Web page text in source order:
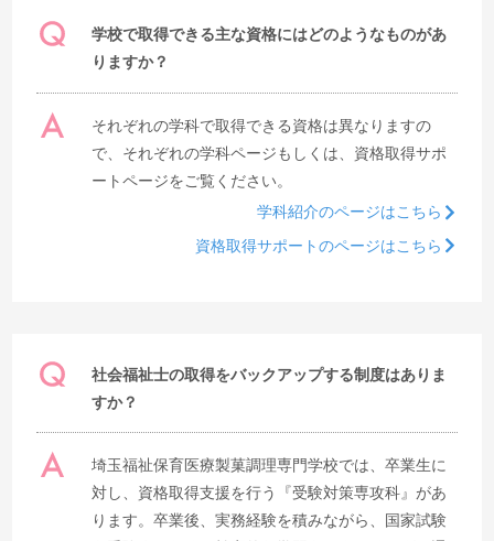
学校で取得できる主な資格にはどのようなものがあ
りますか？
それぞれの学科で取得できる資格は異なりますの
で、それぞれの学科ページもしくは、資格取得サポ
ートページをご覧ください。
学科紹介のページはこちら
資格取得サポートのページはこちら
社会福祉士の取得をバックアップする制度はありま
すか？
埼玉福祉保育医療製菓調理専門学校では、卒業生に
対し、資格取得支援を行う『受験対策専攻科』があ
ります。卒業後、実務経験を積みながら、国家試験